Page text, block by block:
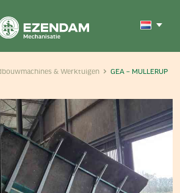
& Werktuigen GEA – MULLERUP